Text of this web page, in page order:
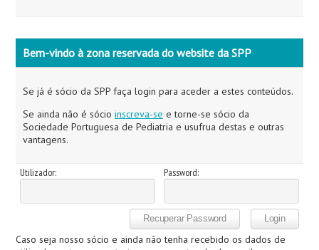
Bem-vindo à zona reservada do website da SPP
Se já é sócio da SPP faça login para aceder a estes conteúdos.
Se ainda não é sócio inscreva-se e torne-se sócio da
Sociedade Portuguesa de Pediatria e usufrua destas e outras
vantagens.
Utilizador: Password:
Caso seja nosso sócio e ainda não tenha recebido os dados de